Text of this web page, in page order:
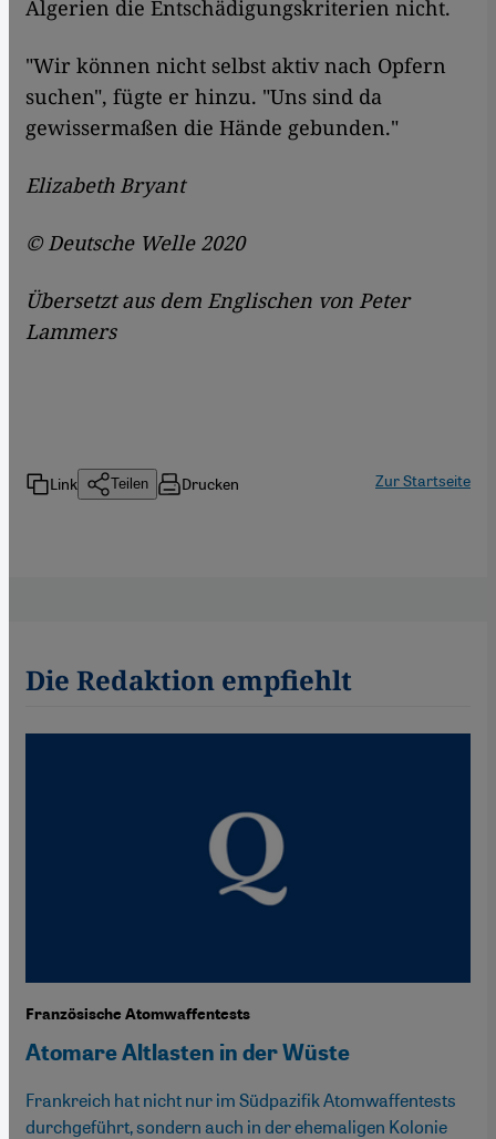
Algerien die Entschädigungskriterien nicht.
"Wir können nicht selbst aktiv nach Opfern
suchen", fügte er hinzu. "Uns sind da
gewissermaßen die Hände gebunden."
Elizabeth Bryant
© Deutsche Welle 2020
Übersetzt aus dem Englischen von Peter
Lammers
Link Teilen Drucken Zur Startseite
Die Redaktion empfiehlt
Französische Atomwaffentests
Atomare Altlasten in der Wüste
Frankreich hat nicht nur im Südpazifik Atomwaffentests
durchgeführt, sondern auch in der ehemaligen Kolonie